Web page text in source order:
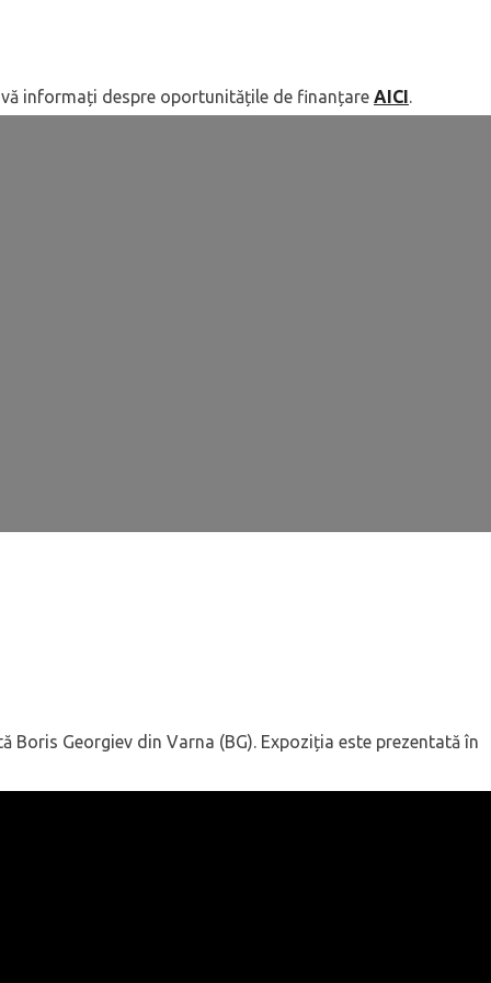
informați despre oportunitățile de finanțare AICI.
Georgiev din Varna (BG). Expoziția este prezentată în